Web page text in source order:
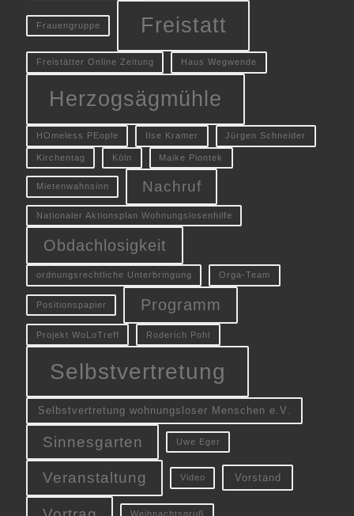
Frauengruppe Freistatt
Freistätter Online Zeitung Haus Wegwende
Herzogsägmühle
HOmeless PEople Ilse Kramer Jürgen Schneider
Kirchentag Köln Maike Piontek
Mietenwahnsinn Nachruf
Nationaler Aktionsplan Wohnungslosenhilfe
Obdachlosigkeit
ordnungsrechtliche Unterbringung Orga-Team
Positionspapier Programm
Projekt WoLoTreff Roderich Pohl
Selbstvertretung
Selbstvertretung wohnungsloser Menschen e.V.
Sinnesgarten Uwe Eger
Veranstaltung Video Vorstand
Weihnachtsgruß